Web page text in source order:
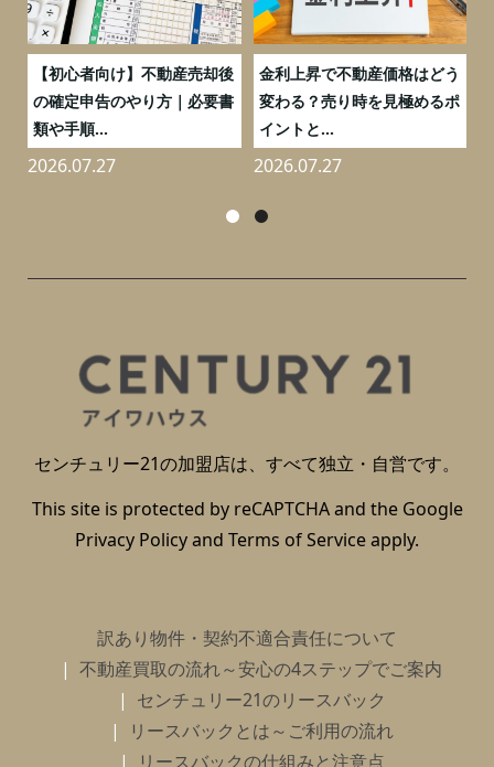
【初心者向け】不動産売却後
の確定申告のやり方｜必要書
類や手順...
2026.07.27
金利上昇で不動産価格はどう
変わる？売り時を見極めるポ
イントと...
2026.07.27
センチュリー21の加盟店は、すべて独立・自営です。
This site is protected by reCAPTCHA and the Google
Privacy Policyand Terms of Serviceapply.
訳あり物件・契約不適合責任について
不動産買取の流れ～安心の4ステップでご案内
センチュリー21のリースバック
リースバックとは～ご利用の流れ
リースバックの仕組みと注意点